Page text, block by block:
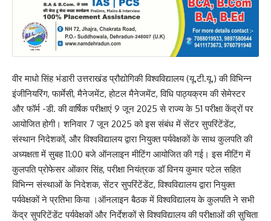
वीर माधो सिंह भंडारी उत्तराखंड प्रौद्योगिकी विश्वविद्यालय (यू.टी.यू.) की विभिन्न
इंजीनियरिंग, फार्मेसी, मैनेजमेंट, होटल मैनेजमेंट, विधि पाठ्यक्रम की सेमेस्टर
और फॉर्म -डी. की वार्षिक परीक्षाएं 9 जून 2025 से राज्य के 51 परीक्षा केंद्रों पर
आयोजित होगी। शनिवार 7 जून 2025 को इस संबंध में सेंटर सुपरिंटेंडेंट,
संस्थान निदेशकों, और विश्वविद्यालय द्वारा नियुक्त पर्यवेक्षकों के साथ कुलपति की
अध्यक्षता में सुबह 11:00 बजे ऑनलाइन मीटिंग आयोजित की गई। इस मीटिंग में
कुलपति प्रोफेसर ओंकार सिंह, परीक्षा नियंत्रक डॉ विनय कुमार पटेल सहित
विभिन्न संस्थाओं के निदेशक, सेंटर सुपरिंटेंडेंट, विश्वविद्यालय द्वारा नियुक्त
पर्यवेक्षकों ने प्रतिभा किया ।ऑनलाइन बैठक में विश्वविद्यालय के कुलपति ने सभी
केंद्र सुपरिटेंडेंट पर्यवेक्षकों और निर्देशकों से विश्वविद्यालय की परीक्षाओं की सुचिता